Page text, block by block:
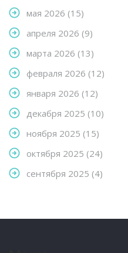
мая 2026 (15)
апреля 2026 (9)
марта 2026 (13)
февраля 2026 (12)
января 2026 (12)
декабря 2025 (10)
ноября 2025 (15)
октября 2025 (24)
сентября 2025 (4)